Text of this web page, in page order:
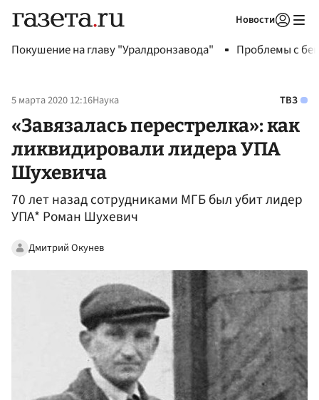
Новости
Покушение на главу "Уралдронзавода" Проблемы с
5 марта 2020 12:16Наука ТВЗ
«Завязалась перестрелка»: как
ликвидировали лидера УПА
Шухевича
70 лет назад сотрудниками МГБ был убит лидер
УПА* Роман Шухевич
Дмитрий Окунев